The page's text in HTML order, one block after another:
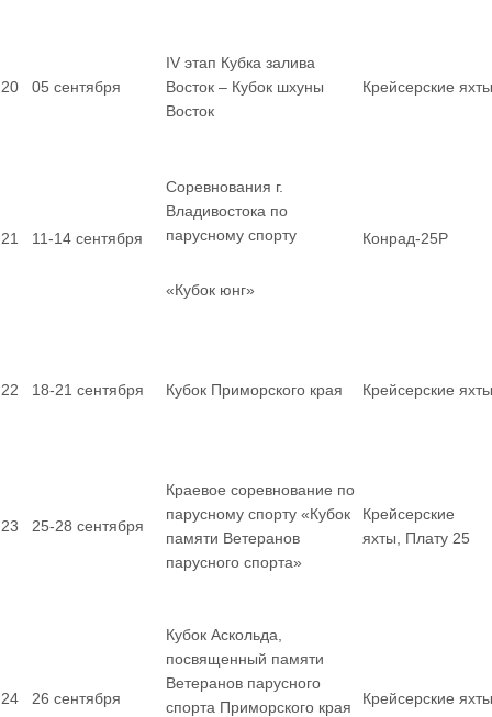
20 05 сентября
IV этап Кубка залива
Восток – Кубок шхуны
Восток
Крейсерские яхты
21 11-14 сентября
Соревнования г.
Владивостока по
парусному спорту
«Кубок юнг»
Конрад-25Р
22 18-21 сентября Кубок Приморского края Крейсерские яхты
23 25-28 сентября
Краевое соревнование по
парусному спорту «Кубок
памяти Ветеранов
парусного спорта»
Крейсерские
яхты, Плату 25
24 26 сентября
Кубок Аскольда,
посвященный памяти
Ветеранов парусного
спорта Приморского края
Крейсерские яхты